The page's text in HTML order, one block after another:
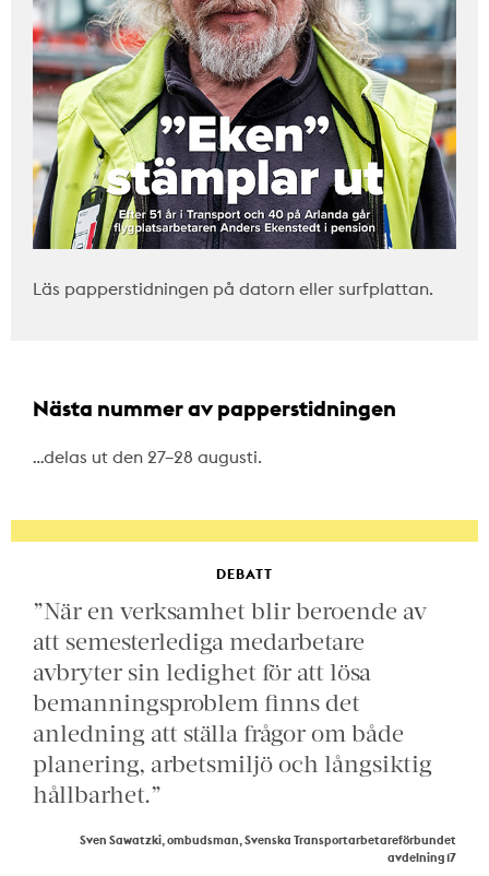
Läs papperstidningen på datorn eller surfplattan.
Nästa nummer av papperstidningen
…delas ut den 27–28 augusti.
DEBATT
”När en verksamhet blir beroende av
att semesterlediga medarbetare
avbryter sin ledighet för att lösa
bemanningsproblem finns det
anledning att ställa frågor om både
planering, arbetsmiljö och långsiktig
hållbarhet.”
Sven Sawatzki, ombudsman, Svenska Transportarbetareförbundet
avdelning 17